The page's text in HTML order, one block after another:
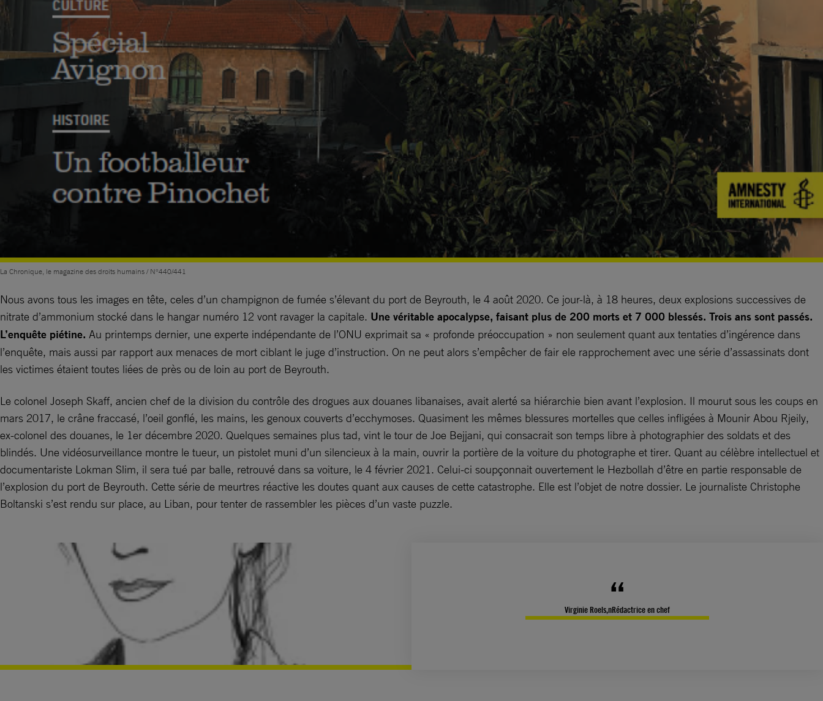
La Chronique, le magazine des droits humains / N°440/441
Nous avons tous les images en tête, celes d’un champignon de fumée s’élevant du port de Beyrouth, le 4 août 2020. Ce jour-là, à 18 heures, deux explosions successives de
nitrate d’ammonium stocké dans le hangar numéro 12 vont ravager la capitale. Une véritable apocalypse, faisant plus de 200 morts et 7 000 blessés. Trois ans sont passés.
L’enquête piétine. Au printemps dernier, une experte indépendante de l’ONU exprimait sa « profonde préoccupation » non seulement quant aux tentaties d’ingérence dans
l’enquête, mais aussi par rapport aux menaces de mort ciblant le juge d’instruction. On ne peut alors s’empêcher de fair ele rapprochement avec une série d’assassinats dont
les victimes étaient toutes liées de près ou de loin au port de Beyrouth.
Le colonel Joseph Skaff, ancien chef de la division du contrôle des drogues aux douanes libanaises, avait alerté sa hiérarchie bien avant l’explosion. Il mourut sous les coups en
mars 2017, le crâne fraccasé, l’oeil gonflé, les mains, les genoux couverts d’ecchymoses. Quasiment les mêmes blessures mortelles que celles infligées à Mounir Abou Rjeily,
ex-colonel des douanes, le 1er décembre 2020. Quelques semaines plus tad, vint le tour de Joe Bejjani, qui consacrait son temps libre à photographier des soldats et des
blindés. Une vidéosurveillance montre le tueur, un pistolet muni d’un silencieux à la main, ouvrir la portière de la voiture du photographe et tirer. Quant au célèbre intellectuel et
documentariste Lokman Slim, il sera tué par balle, retrouvé dans sa voiture, le 4 février 2021. Celui-ci soupçonnait ouvertement le Hezbollah d’être en partie responsable de
l’explosion du port de Beyrouth. Cette série de meurtres réactive les doutes quant aux causes de cette catastrophe. Elle est l’objet de notre dossier. Le journaliste Christophe
Boltanski s’est rendu sur place, au Liban, pour tenter de rassembler les pièces d’un vaste puzzle.
Virginie Roels,nRédactrice en chef